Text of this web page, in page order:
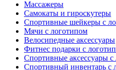
Массажеры
Самокаты и гироскутеры
Спортивные шейкеры с
Мячи с логотипом
Велосипедные аксессуары
Фитнес подарки с
Спортивные аксессуары с
Спортивный инвентарь с